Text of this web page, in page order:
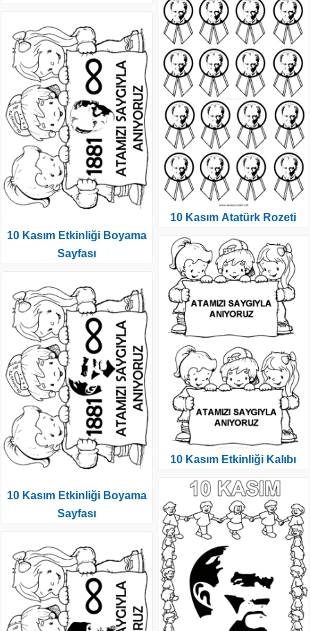
10 Kasım Etkinliği Boyama
Sayfası
10 Kasım Etkinliği Boyama
Sayfası
10 Kasım Atatürk Rozeti
10 Kasım Etkinliği Kalıbı